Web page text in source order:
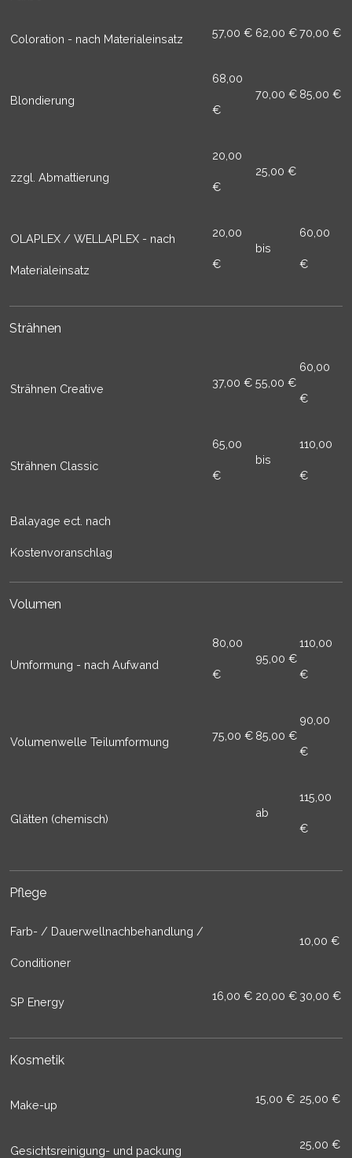
Coloration - nach Materialeinsatz 57,00 € 62,00 €70,00 €
Blondierung
68,00
€
70,00 € 85,00 €
zzgl. Abmattierung
20,00
€
25,00 €
OLAPLEX / WELLAPLEX - nach
Materialeinsatz
20,00
€
bis
60,00
€
Strähnen
Strähnen Creative 37,00 € 55,00 €
60,00
€
Strähnen Classic
65,00
€
bis
110,00
€
Balayage ect. nach
Kostenvoranschlag
Volumen
Umformung - nach Aufwand
80,00
€
95,00 €
110,00
€
Volumenwelle Teilumformung 75,00 € 85,00 €
90,00
€
Glätten (chemisch) ab
115,00
€
Pflege
Farb- / Dauerwellnachbehandlung /
Conditioner
10,00 €
SP Energy 16,00 € 20,00 € 30,00 €
Kosmetik
Make-up 15,00 € 25,00 €
Gesichtsreinigung- und packung 25,00 €
Um Inhalte von Videoplattformen und Social Media
Plattformen anzeigen zu können, werden von